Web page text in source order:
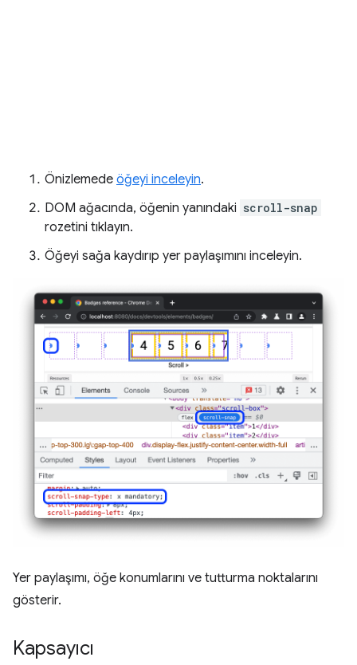
Önizlemede öğeyi inceleyin.
DOM ağacında, öğenin yanındaki scroll-snap
rozetini tıklayın.
Öğeyi sağa kaydırıp yer paylaşımını inceleyin.
Yer paylaşımı, öğe konumlarını ve tutturma noktalarını
gösterir.
Kapsayıcı